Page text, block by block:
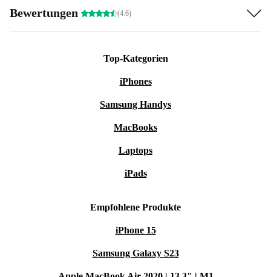
Bewertungen (4.6)
Top-Kategorien
iPhones
Samsung Handys
MacBooks
Laptops
iPads
Empfohlene Produkte
iPhone 15
Samsung Galaxy S23